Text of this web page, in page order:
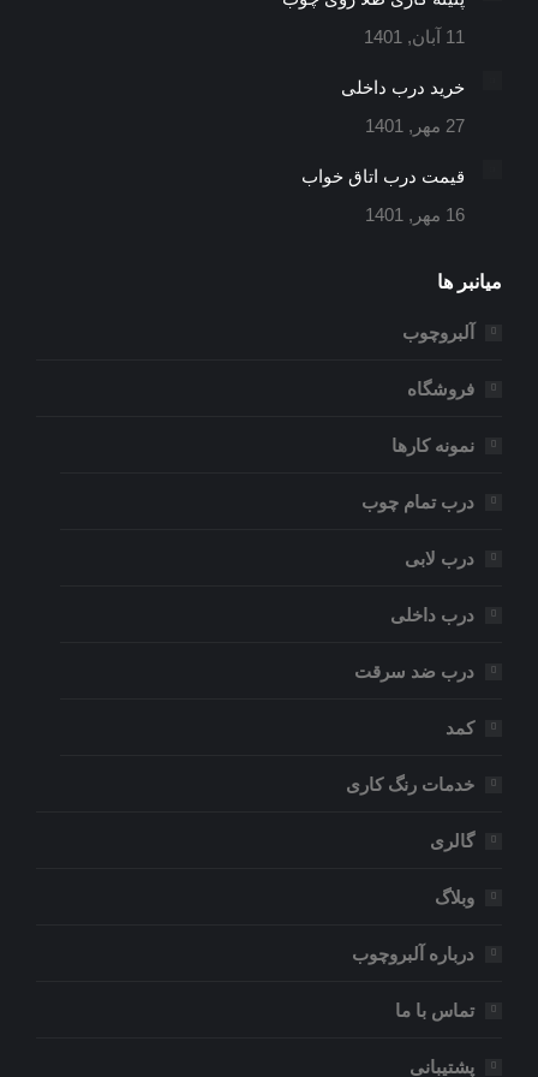
11 آبان, 1401
خرید درب داخلی
27 مهر, 1401
قیمت درب اتاق خواب
16 مهر, 1401
میانبر ها
آلبروچوب
فروشگاه
نمونه کارها
درب تمام چوب
درب لابی
درب داخلی
درب ضد سرقت
کمد
خدمات رنگ کاری
گالری
وبلاگ
درباره آلبروچوب
تماس با ما
پشتیبانی